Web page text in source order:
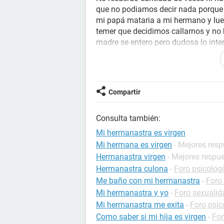
que no podiamos decir nada
mi papá mataria a mi hermano y
temer que decidimos callarnos y
madre se entero pero dudosa lo
interacción normal con los
que evitaba que otro lo hiciera. Yo
nunca novios, no se como
con profesión, trabajo, y me hago
responsabilidades en la casa de
atípico en mi familia, la oveja
solo me dijo que lo olvidara que
mínimo 2 veces al dia tengo
comienzo a tratarme y a drenar y
compañía. He sufrido ataques de
ha agravado desde la aparición del
Tengo paranoia y necesito
otro pais al ir a visitar a mi hermana
Compartir
Consulta también:
Mi hermanastra es virgen
Mi hermana es virgen - Mejores
Hermanastra virgen - Mejores
Hermanastra culona - Foro
Me baño con mi hermanastra -
Mi hermanastra y yo - Foro
Mi hermanastra me exita - Foro
Como saber si mi hija es virgen -